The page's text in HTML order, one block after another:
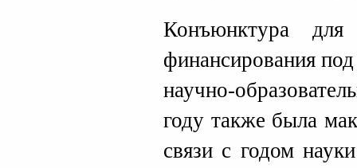
Конъюнктура для
финансирования
научно-
году также была
связи с годом